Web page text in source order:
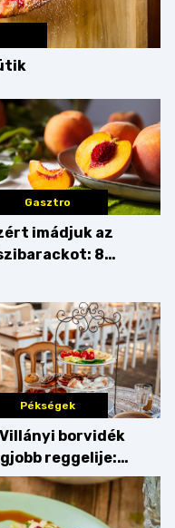
Gasztro
imádjuk az
8
belőle
Pékségek
borvidék
reggelije:
kenyér és
pékáruk